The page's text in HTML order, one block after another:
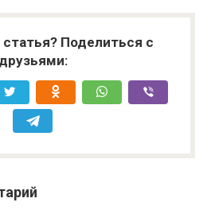
Поделиться с
друзьями: